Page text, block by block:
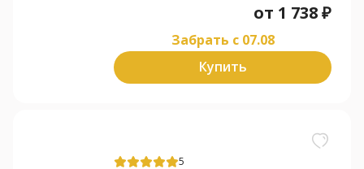
от 1 738₽
Забрать c 07.08
Купить
5